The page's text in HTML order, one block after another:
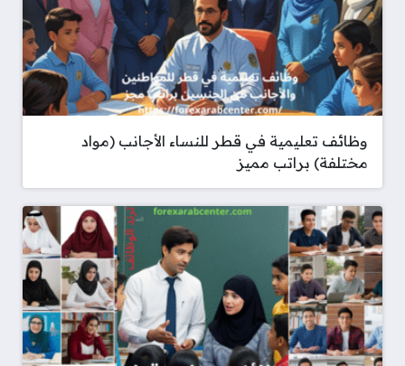
وظائف تعليمية في قطر للنساء الأجانب (مواد
مختلفة) براتب مميز